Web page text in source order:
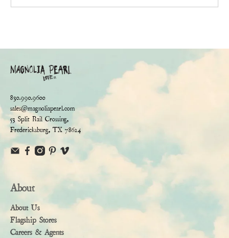
830.990.9600
sales@magnoliapearl.com
53 Split Rail Crossing,
Fredericksburg, TX 78624
About
About Us
Flagship Stores
Careers & Agents